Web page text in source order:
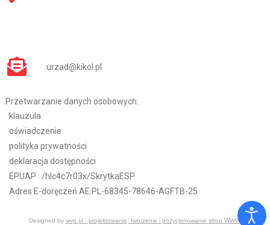
urzad@kikol.pl
Przetwarzanie danych osobowych:
klauzula
oświadczenie
polityka prywatności
deklaracja dostępności
EPUAP : /hlc4c7r03x/SkrytkaESP
Adres E-doręczeń AE:PL-68345-78646-AGFTB-25
Designed by wvp.pl - projektowanie, tworzenie i pozycjonowanie stron WWW